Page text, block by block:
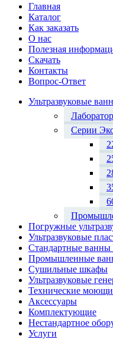
Главная
Каталог
Как заказать
О нас
Полезная
Скачать
Контакты
Вопрос-Ответ
Ультразвуковые
Серии
Погружные
Ультразвуковые
Стандартные ванны
Промышленные
Сушильные шкафы
Ультразвуковые
Технические
Аксессуары
Комплектующие
Нестандартное
Услуги